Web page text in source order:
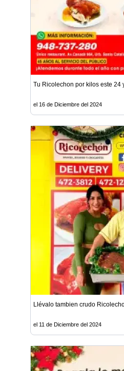
Tu Ricolechon por kilos este 24
el 16 de Diciembre del 2024
Llévalo tambien crudo
el 11 de Diciembre del 2024